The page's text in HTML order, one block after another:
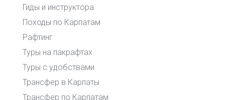
Гиды и инструктора
Походы по Карпатам
Рафтинг
Туры на пакрафтах
Туры с удобствами
Трансфер в Карпаты
Трансфер по Карпатам